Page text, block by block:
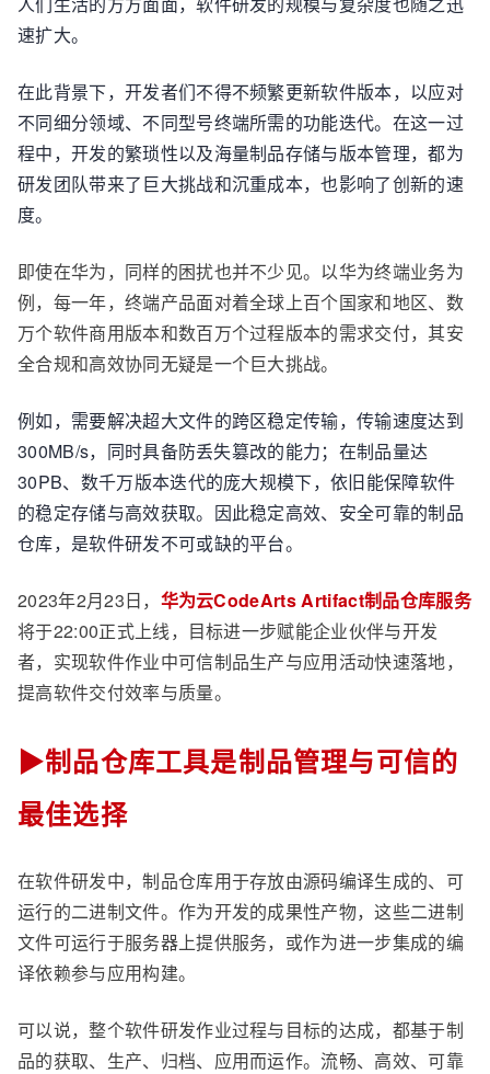
速扩大。
在此背景下，开发者们不得不频繁更新软件版本，以应对
不同细分领域、不同型号终端所需的功能迭代。在这一过
程中，开发的繁琐性以及海量制品存储与版本管理，都为
研发团队带来了巨大挑战和沉重成本，也影响了创新的速
度。
即使在华为，同样的困扰也并不少见。以华为终端业务为
例，每一年，终端产品面对着全球上百个国家和地区、数
万个软件商用版本和数百万个过程版本的需求交付，其安
全合规和高效协同无疑是一个巨大挑战。
例如，需要解决超大文件的跨区稳定传输，传输速度达到
300MB/s，同时具备防丢失篡改的能力；在制品量达
30PB、数千万版本迭代的庞大规模下，依旧能保障软件
的稳定存储与高效获取。因此稳定高效、安全可靠的制品
仓库，是软件研发不可或缺的平台。
2023年2月23日， 华为云CodeArts Artifact制品仓库服务
将于22:00正式上线，目标进一步赋能企业伙伴与开发
者，实现软件作业中可信制品生产与应用活动快速落地，
提高软件交付效率与质量。
▶制品仓库工具是制品管理与可信的
最佳选择
在软件研发中，制品仓库用于存放由源码编译生成的、可
运行的二进制文件。作为开发的成果性产物，这些二进制
文件可运行于服务器上提供服务，或作为进一步集成的编
译依赖参与应用构建。
可以说，整个软件研发作业过程与目标的达成，都基于制
品的获取、生产、归档、应用而运作。流畅、高效、可靠